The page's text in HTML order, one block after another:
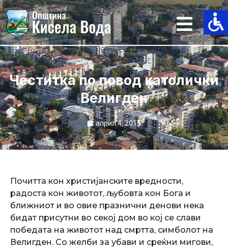
Skip
to
content
Честитка по повод католички
Велигден
април 4, 2015
Почитта кон христијанските вредности,
радоста кон животот, љубовта кон Бога и
ближниот и во овие празнични денови нека
бидат присутни во секој дом во кој се слави
победата на животот над смртта, симболот на
Велигден. Со желби за убави и среќни мигови,